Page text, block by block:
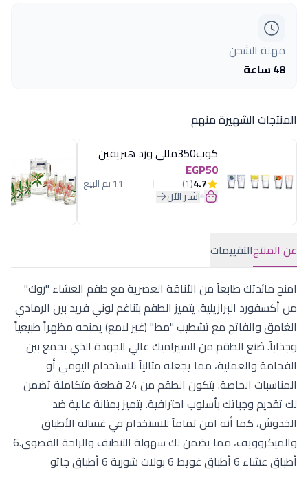
مهلة الشحن
48 ساعة
المنتجات الشهيرة منهم
كوب350مللى ورد هيريفين
EGP50
4.7
(1) 11 تم البيع
اشترِ الآن
عن المنتجالتقييمات
امنح مائدتك طابعاً من الأناقة العصرية مع طقم العشاء "روك"
من أكسفورد البرازيلية. يتميز الطقم بتناغم لوني فريد بين الرمادي
الغامق والفاتح مع تشطيب "مط" (غير لامع) يمنحه مظهراً طبيعياً
وجذاباً. صُنع الطقم من السيراميك عالي الجودة الذي يجمع بين
الفخامة والعملية، مما يجعله مثالياً للاستخدام اليومي أو
المناسبات الخاصة. يتكون الطقم من 24 قطعة متكاملة تضمن
لك تقديم وجباتك بأسلوب احترافية. يتميز بمتانة عالية ضد
الخدوش، كما أنه آمن تماماً للاستخدام في غسالة الأطباق
والميكروويف، مما يضمن لك سهولة التنظيف والراحة القصوى.6
أطباق عشاء 6 أطباق غويط 6 بولات شوربة 6 أطباق جاتو